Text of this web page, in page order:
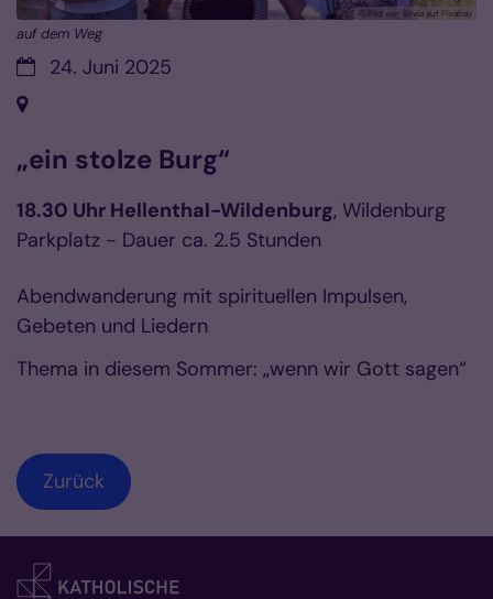
© Bild von Silvia auf Pixabay
auf dem Weg
Datum:24. Juni 2025
Ort:
„ein stolze Burg“
18.30 Uhr Hellenthal-Wildenburg, Wildenburg
Parkplatz - Dauer ca. 2.5 Stunden
Abendwanderung mit spirituellen Impulsen,
Gebeten und Liedern
Thema in diesem Sommer: „wenn wir Gott sagen“
Zurück